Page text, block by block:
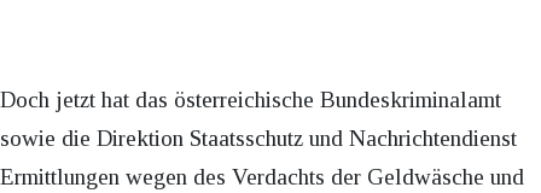
Doch jetzt hat das österreichische Bundeskriminalamt
sowie die Direktion Staatsschutz und Nachrichtendienst
Ermittlungen wegen des Verdachts der Geldwäsche und